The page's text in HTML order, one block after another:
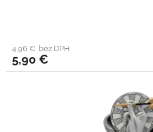
4,96 € bez DPH
5,90 €